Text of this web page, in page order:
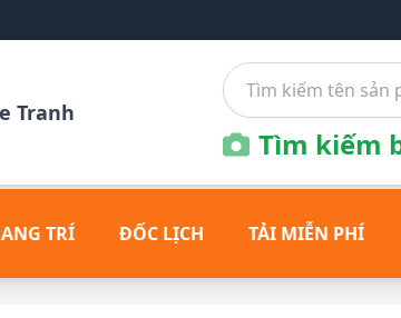
Tranh
Tìm kiếm
TRÍ ĐỐC LỊCH TẢI MIỄN PHÍ